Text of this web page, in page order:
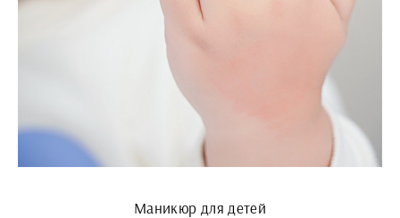
Маникюр для детей